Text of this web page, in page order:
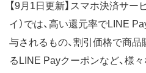
【9月1日更新】スマホ決済サー
イ）では、高い還元率でLINE
与されるもの、割引価格で商
るLINE Payクーポンなど、様